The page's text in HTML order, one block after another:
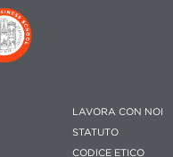
LAVORA CON NOI
STATUTO
CODICE ETICO